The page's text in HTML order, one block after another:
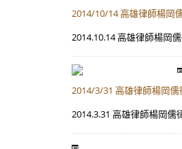
2014/10/14 高雄律師楊岡
2014.10.14 高雄律師楊岡
2014/3/31 高雄律師楊岡儒
2014.3.31 高雄律師楊岡